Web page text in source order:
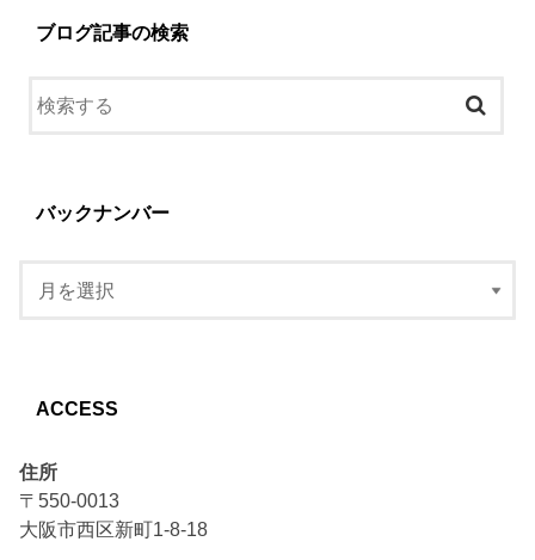
ブログ記事の検索
バックナンバー
ACCESS
住所
〒550-0013
大阪市西区新町1-8-18